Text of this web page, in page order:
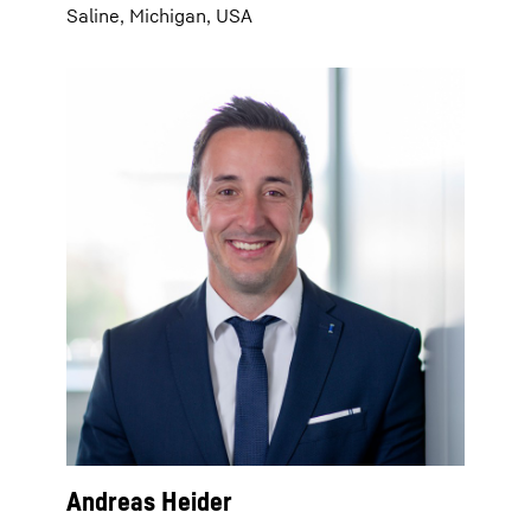
Saline, Michigan, USA
Andreas Heider